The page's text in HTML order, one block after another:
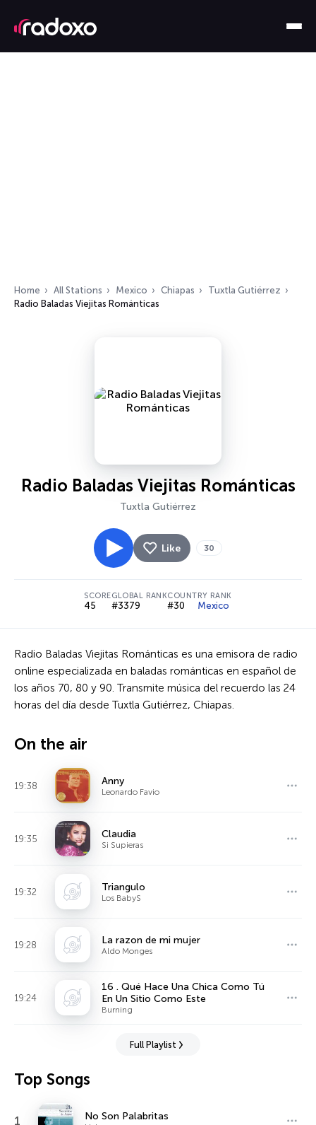
Home All Stations Mexico Chiapas
Tuxtla Gutiérrez
Radio Baladas Viejitas Románticas
Radio Baladas Viejitas Románticas
Tuxtla Gutiérrez
Like 30
SCORE
45
GLOBAL RANK
#3379
COUNTRY RANK
#30 Mexico
Radio Baladas Viejitas Románticas es una emisora de radio
online especializada en baladas románticas en español de
los años 70, 80 y 90. Transmite música del recuerdo las 24
horas del día desde Tuxtla Gutiérrez, Chiapas.
On the air
19:38 Anny
Leonardo Favio
19:35 Claudia
Si Supieras
19:32 Triangulo
Los BabyS
19:28 La razon de mi mujer
Aldo Monges
19:24
16 . Qué Hace Una Chica Como Tú
En Un Sitio Como Este
Burning
Full Playlist
Top Songs
1 No Son Palabritas